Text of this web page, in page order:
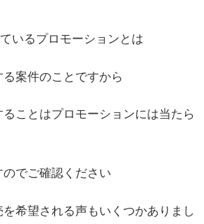
いるプロモーションとは
案件のことですから
ことはプロモーションには当たら
でご確認ください
希望される声もいくつかありまし